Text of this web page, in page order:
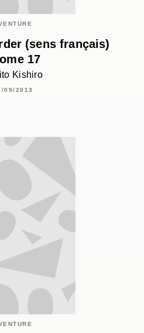
(sens français)
17
Kishiro
09/2013